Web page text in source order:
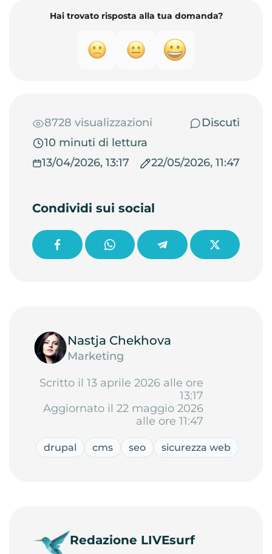
Hai trovato risposta alla tua domanda?
8728 visualizzazioni
Discuti
10 minuti di lettura
13/04/2026, 13:17
22/05/2026, 11:47
Condividi sui social
Nastja Chekhova
Marketing
Scritto il 13 aprile 2026 alle ore
13:17
Aggiornato il 22 maggio 2026
alle ore 11:47
drupal cms seo sicurezza web
Redazione LIVEsurf